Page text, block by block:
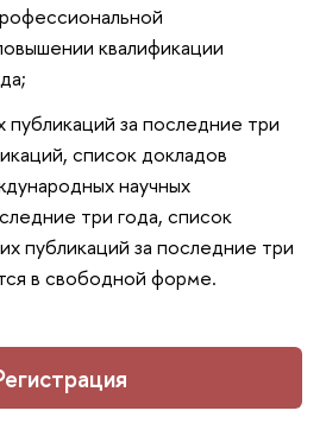
квалификации
публикаций за последние три
список докладов
научных
три года, список
публикаций за последние три
в свободной форме.